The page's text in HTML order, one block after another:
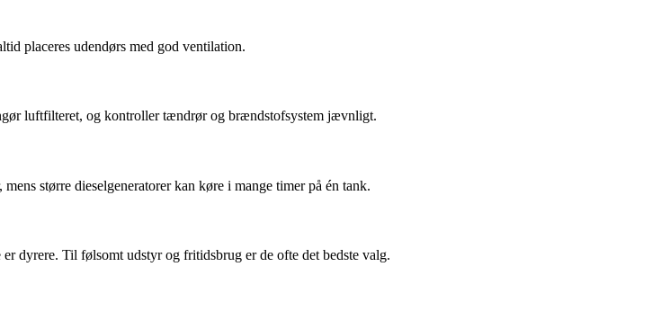
placeres udendørs med god ventilation.
luftfilteret, og kontroller tændrør og brændstofsystem jævnligt.
større dieselgeneratorer kan køre i mange timer på én tank.
dyrere. Til følsomt udstyr og fritidsbrug er de ofte det bedste valg.